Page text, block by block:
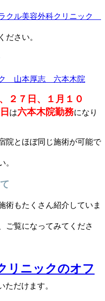
ださい。
２７日、１月１０
は六本木院勤務になり
院とほぼ同じ施術が可能で
。
術もたくさん紹介していま
ご覧になってみてくださ
リニックのオフ
ただけます。